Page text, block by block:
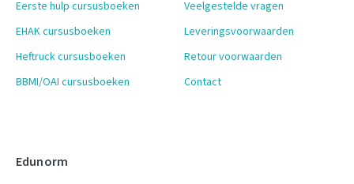
Eerste hulp cursusboeken
EHAK cursusboeken
Heftruck cursusboeken
BBMI/OAI cursusboeken
Veelgestelde vragen
Leveringsvoorwaarden
Retour voorwaarden
Contact
Edunorm